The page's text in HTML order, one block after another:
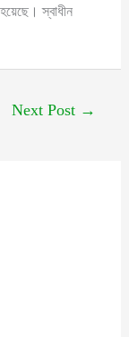
স্বাধীন
Next Post →